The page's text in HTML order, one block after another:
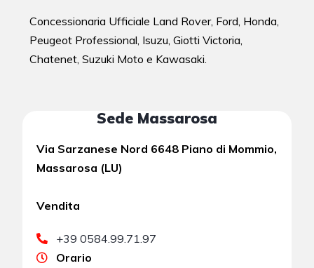
Concessionaria Ufficiale Land Rover, Ford, Honda,
Peugeot Professional, Isuzu, Giotti Victoria,
Chatenet, Suzuki Moto e Kawasaki.
Sede Massarosa
Via Sarzanese Nord 6648 Piano di Mommio,
Massarosa (LU)
Vendita
+39 0584.99.71.97
Orario